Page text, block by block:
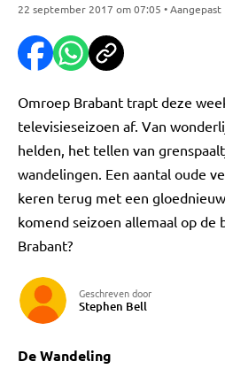
22 september 2017 om 07:05 •
Omroep Brabant trapt deze
televisieseizoen af. Van
helden, het tellen van
wandelingen. Een aantal oude
keren terug met een
komend seizoen allemaal op de
Brabant?
Geschreven door
Stephen Bell
De Wandeling